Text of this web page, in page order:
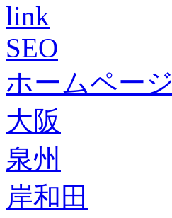
link
SEO
ホームページ
大阪
泉州
岸和田